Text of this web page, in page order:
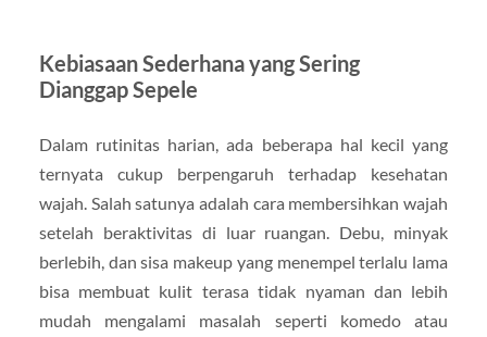
Kebiasaan Sederhana yang Sering
Dianggap Sepele
Dalam rutinitas harian, ada beberapa hal kecil yang
ternyata cukup berpengaruh terhadap kesehatan
wajah. Salah satunya adalah cara membersihkan wajah
setelah beraktivitas di luar ruangan. Debu, minyak
berlebih, dan sisa makeup yang menempel terlalu lama
bisa membuat kulit terasa tidak nyaman dan lebih
mudah mengalami masalah seperti komedo atau